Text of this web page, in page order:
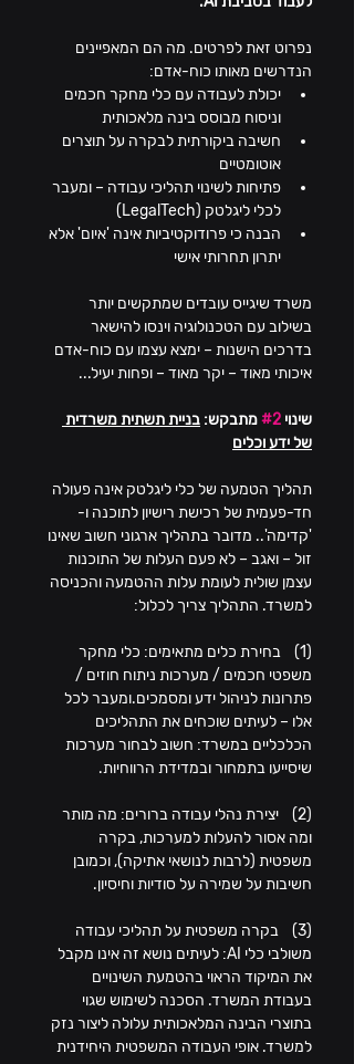
נפרוט זאת לפרטים. מה הם המאפיינים
הנדרשים מאותו כוח-אדם:
יכולת לעבודה עם כלי מחקר חכמים
וניסוח מבוסס בינה מלאכותית
חשיבה ביקורתית לבקרה על תוצרים
אוטומטיים
פתיחות לשינוי תהליכי עבודה – ומעבר
לכלי ליגלטק (LegalTech)
הבנה כי פרודוקטיביות אינה 'איום' אלא
יתרון תחרותי אישי
משרד שיגייס עובדים שמתקשים יותר
בשילוב עם הטכנולוגיה וינסו להישאר
בדרכים הישנות – ימצא עצמו עם כוח-אדם
איכותי מאוד – יקר מאוד – ופחות יעיל...
שינוי #2 מתבקש: בניית תשתית משרדית
של ידע וכלים
תהליך הטמעה של כלי ליגלטק אינה פעולה
חד-פעמית של רכישת רישיון לתוכנה ו-
'קדימה'.. מדובר בתהליך ארגוני חשוב שאינו
זול – ואגב – לא פעם העלות של התוכנות
עצמן שולית לעומת עלות ההטמעה והכניסה
למשרד. התהליך צריך לכלול:
(1)    בחירת כלים מתאימים: כלי מחקר
משפטי חכמים / מערכות ניתוח חוזים /
פתרונות לניהול ידע ומסמכים.ומעבר לכל
אלו – לעיתים שוכחים את התהליכים
הכלכליים במשרד: חשוב לבחור מערכות
שיסייעו בתמחור ובמדידת הרווחיות.
(2)    יצירת נהלי עבודה ברורים: מה מותר
ומה אסור להעלות למערכות, בקרה
משפטית (לרבות לנושאי אתיקה), וכמובן
חשיבות על שמירה על סודיות וחיסיון.
(3)    בקרה משפטית על תהליכי עבודה
משולבי כלי AI: לעיתים נושא זה אינו מקבל
את המיקוד הראוי בהטמעת השינויים
בעבודת המשרד. הסכנה לשימוש שגוי
בתוצרי הבינה המלאכותית עלולה ליצור נזק
למשרד. אופי העבודה המשפטית היחידנית